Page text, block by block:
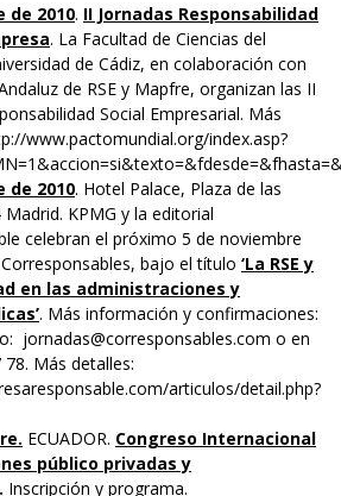
de 2010. II Jornadas Responsabilidad
. La Facultad de Ciencias del
de Cádiz, en colaboración con
de RSE y Mapfre, organizan las II
Social Empresarial. Más
www.pactomundial.org/index.asp?
de 2010. Hotel Palace, Plaza de las
KPMG y la editorial
celebran el próximo 5 de noviembre
Corresponsables, bajo el título ‘La RSE y
en las administraciones y
. Más información y confirmaciones:
jornadas@corresponsables.com o en
Más detalles:
articulos/detail.php?
ECUADOR. Congreso Internacional
público privadas y
Inscripción y programa.